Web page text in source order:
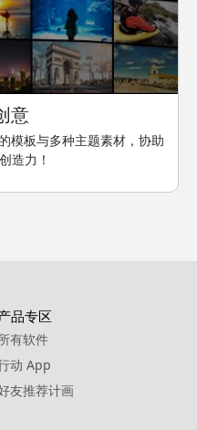
意
模板与多种主题素材，协助
造力！
品专区
有软件
动 App
友推荐计画